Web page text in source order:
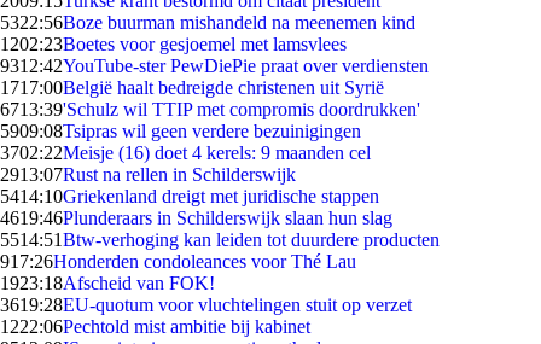
5322:56Boze buurman mishandeld na meenemen kind
1202:23Boetes voor gesjoemel met lamsvlees
9312:42YouTube-ster PewDiePie praat over verdiensten
1717:00België haalt bedreigde christenen uit Syrië
6713:39'Schulz wil TTIP met compromis doordrukken'
5909:08Tsipras wil geen verdere bezuinigingen
3702:22Meisje (16) doet 4 kerels: 9 maanden cel
2913:07Rust na rellen in Schilderswijk
5414:10Griekenland dreigt met juridische stappen
4619:46Plunderaars in Schilderswijk slaan hun slag
5514:51Btw-verhoging kan leiden tot duurdere producten
917:26Honderden condoleances voor Thé Lau
1923:18Afscheid van FOK!
3619:28EU-quotum voor vluchtelingen stuit op verzet
1222:06Pechtold mist ambitie bij kabinet